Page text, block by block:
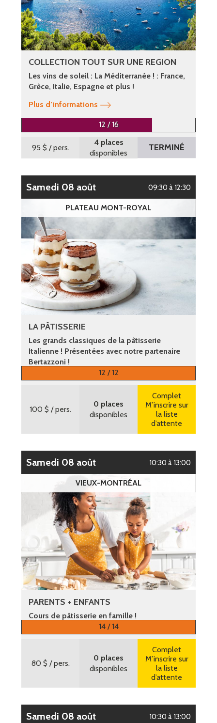
COLLECTION TOUT SUR UNE REGION
Les vins de soleil : La Méditerranée ! : France,
Grèce, Italie, Espagne et plus !
Plus d’informations
12 / 16
95 $ / pers.
4 places
disponibles
TERMINÉ
samedi 08 août 09:30 à 12:30
PLATEAU MONT-ROYAL
LA PÂTISSERIE
Les grands classiques de la pâtisserie
Italienne ! Présentées avec notre partenaire
Bertazzoni !
Plus d’informations
12 / 12
100 $ / pers.
0 places
disponibles
Complet
M’inscrire sur
la liste
d’attente
samedi 08 août 10:30 à 13:00
VIEUX-MONTRÉAL
PARENTS + ENFANTS
Cours de pâtisserie en famille !
Plus d’informations
14 / 14
80 $ / pers.
0 places
disponibles
Complet
M’inscrire sur
la liste
d’attente
samedi 08 août 10:30 à 13:00